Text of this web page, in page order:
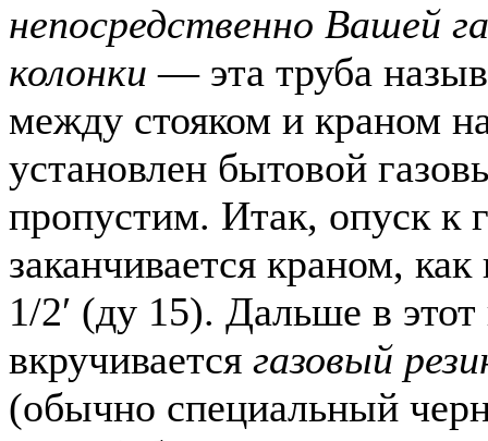
непосредственно Вашей
колонки — эта труба
между стояком и краном
установлен бытовой
пропустим. Итак, опуск к
заканчивается краном,
1/2′ (ду 15). Дальше в
вкручивается газовый
(обычно специальный